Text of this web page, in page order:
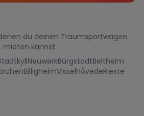
du deinen Traumsportwagen
mieten kannst.
NeuwerkBürgstadtBeltheim
BilligheimVisselhövedeRieste